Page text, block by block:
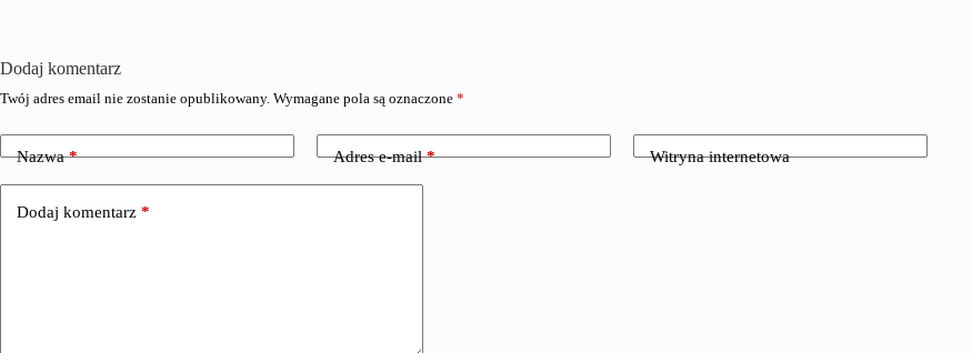
Dodaj komentarz
Twój adres email nie zostanie opublikowany. Wymagane pola są oznaczone *
Nazwa* Adres e-mail* Witryna internetowa
Dodaj komentarz *